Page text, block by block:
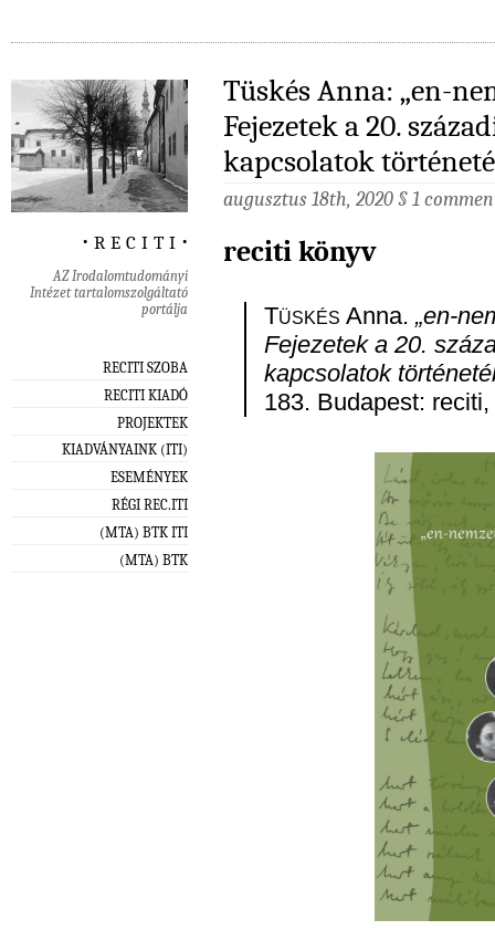
‧ r e c i t i ‧
AZ Irodalomtudományi
Intézet tartalomszolgáltató
portálja
RECITI SZOBA
RECITI KIADÓ
PROJEKTEK
KIADVÁNYAINK (ITI)
ESEMÉNYEK
RÉGI REC.ITI
(MTA) BTK ITI
(MTA) BTK
Tüskés Anna: „en-
Fejezetek a 20.
kapcsolatok
augusztus 18th, 2020 § 1
reciti könyv
Tüskés Anna. „en-
Fejezetek a 20.
kapcsolatok
183. Budapest: